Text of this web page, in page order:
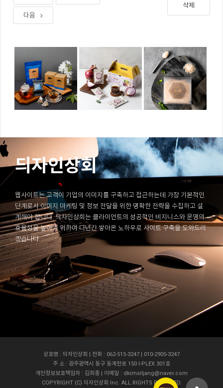
다음
삭제
듸자인상회
웹사이트는 고객이 기업의 이미지를 구축하고 접근하는데 가장 기본적인
단계로서 이미지 마케팅 및 정보 전달을 위한 명확한 전략을 수집하고 설
계해야 합니다. 듸자인상회는 클라이언트의 성공적인 비지니스와 운영의
효율성을 높이기 위하여 다년간 쌓아온 노하우로 사이트 구축을 도와드리
겠습니다.
상호명 : 듸자인상회 | 전화 : 062-515-3247 | 010-2905-3247
주 소 : 광주광역시 동구 동계천로 150 I-PLEX 301호
개인정보보호책임자 : 김희종 | 이메일 : dkimsiljang@naver.com
COPYRIGHT (C) 듸자인상회 Inc. ALL RIGHTS RESERVED.